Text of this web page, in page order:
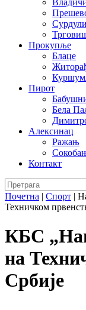
Прокупље
Блаце
Пирот
Бела
Алексинац
Ражањ
Контакт
Почетна | Спорт |
Техничком
КБС
на
Србије